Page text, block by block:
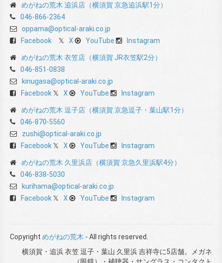
めがねの荒木 追浜店（横須賀 京急追浜駅1分）
046-866-2364
oppama@optical-araki.co.jp
Facebook
X YouTube Instagram
めがねの荒木 衣笠店（横須賀 JR衣笠駅2分）
046-851-0838
kinugasa@optical-araki.co.jp
Facebook
X YouTube Instagram
めがねの荒木 逗子店（横須賀 京急逗子・葉山駅1分）
046-870-5560
zushi@optical-araki.co.jp
Facebook
X YouTube Instagram
めがねの荒木 久里浜店（横須賀 京急久里浜駅4分）
046-838-5030
kurihama@optical-araki.co.jp
Facebook
X YouTube Instagram
Copyright めがねの荒木 - All rights reserved.
横須賀・追浜 衣笠 逗子・葉山 久里浜 吉祥寺に5店舗。メガネ
（眼鏡）・補聴器・サングラス・コンタクト